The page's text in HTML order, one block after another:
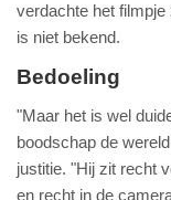
verdachte het filmpje
is niet bekend.
Bedoeling
"Maar het is wel
boodschap de
justitie. "Hij zit recht
en recht in de